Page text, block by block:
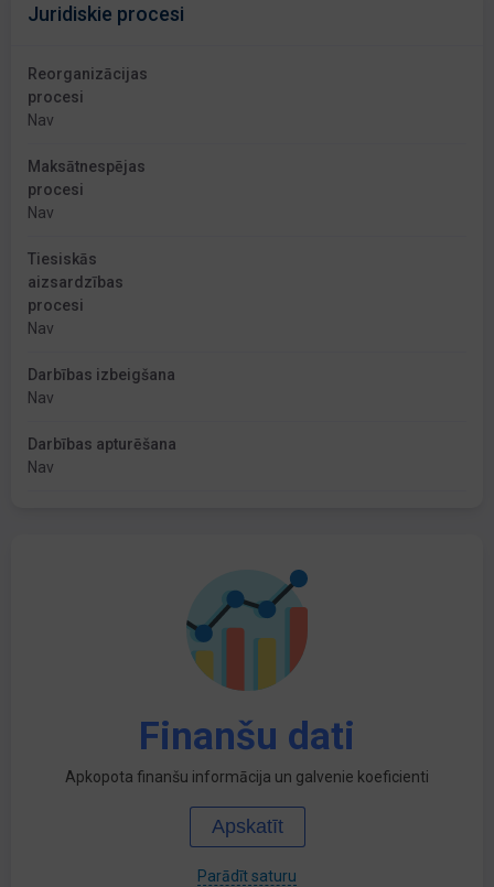
Juridiskie procesi
Reorganizācijas
procesi
Nav
Maksātnespējas
procesi
Nav
Tiesiskās
aizsardzības
procesi
Nav
Darbības izbeigšana
Nav
Darbības apturēšana
Nav
Finanšu dati
Apkopota finanšu informācija un galvenie koeficienti
Apskatīt
Parādīt saturu